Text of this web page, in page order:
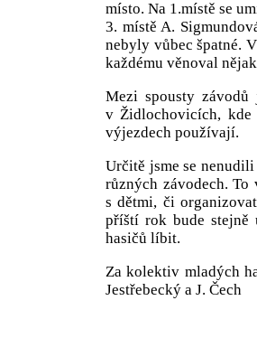
místo. Na 1.místě se
3. místě A.
nebyly vůbec špatné.
každému věnoval
Mezi spousty
v Židlochovicích, kde
výjezdech používají.
Určitě jsme se
různých závodech.
s dětmi, či
příští rok bude stejně
hasičů líbit.
Za kolektiv mladých
Jestřebecký a J. Čech